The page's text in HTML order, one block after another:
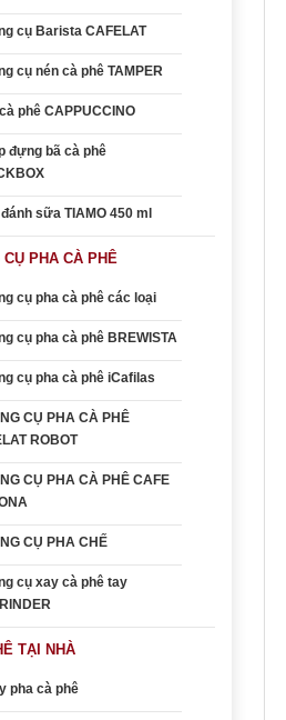
cụ Barista CAFELAT
cụ nén cà phê TAMPER
phê CAPPUCCINO
đựng bã cà phê
sữa TIAMO 450 ml
CỤ PHA CÀ PHÊ
cụ pha cà phê các loại
cụ pha cà phê BREWISTA
cụ pha cà phê iCafilas
CỤ PHA CÀ PHÊ
ROBOT
CỤ PHA CÀ PHÊ CAFE
CỤ PHA CHẾ
cụ xay cà phê tay
TẠI NHÀ
pha cà phê